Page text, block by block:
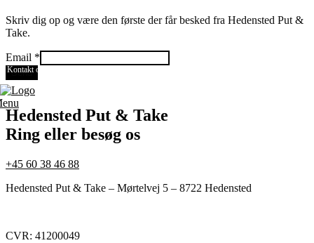
Kontakt os
Skriv dig op og være den første der får besked fra Hedensted Put &
Take.
Email
Email *
Send
Hedensted Put & Take
Ring eller besøg os
+45 60 38 46 88
Hedensted Put & Take – Mørtelvej 5 – 8722 Hedensted
CVR: 41200049